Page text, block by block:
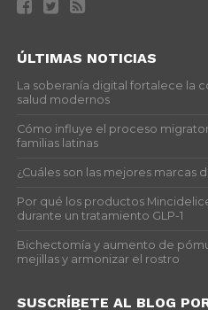
ÚLTIMAS NOTICIAS
La soberanía digital fortalece la
salud modernos
Cómo influye el proceso
familias latinas
¿Cuáles son las mejores
Por qué los productos
durante un tratamiento GLP-1
Bichectomía y aumento de
mejillas y armonizar el rostro
SUSCRÍBETE AL BLOG